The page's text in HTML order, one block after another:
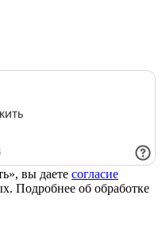
вы даете согласие
Подробнее об обработке